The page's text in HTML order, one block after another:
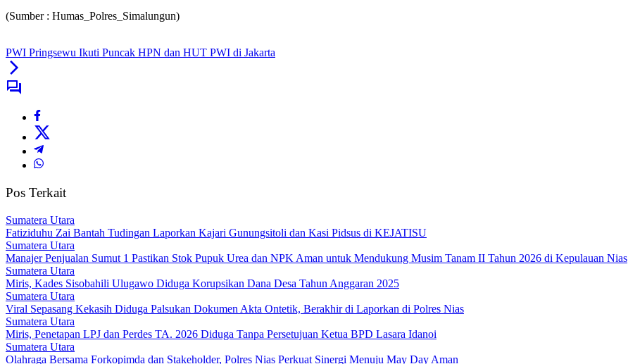
(Sumber : Humas_Polres_Simalungun)
PWI Pringsewu Ikuti Puncak HPN dan HUT PWI di Jakarta
Pos Terkait
Sumatera Utara
Fatiziduhu Zai Bantah Tudingan Laporkan Kajari Gunungsitoli dan Kasi Pidsus di KEJATISU
Sumatera Utara
Manajer Penjualan Sumut 1 Pastikan Stok Pupuk Urea dan NPK Aman untuk Mendukung Musim Tanam II Tahun 2026 di Kepulauan Nias
Sumatera Utara
Miris, Kades Sisobahili Ulugawo Diduga Korupsikan Dana Desa Tahun Anggaran 2025
Sumatera Utara
Viral Sepasang Kekasih Diduga Palsukan Dokumen Akta Ontetik, Berakhir di Laporkan di Polres Nias
Sumatera Utara
Miris, Penetapan LPJ dan Perdes TA. 2026 Diduga Tanpa Persetujuan Ketua BPD Lasara Idanoi
Sumatera Utara
Olahraga Bersama Forkopimda dan Stakeholder, Polres Nias Perkuat Sinergi Menuju May Day Aman